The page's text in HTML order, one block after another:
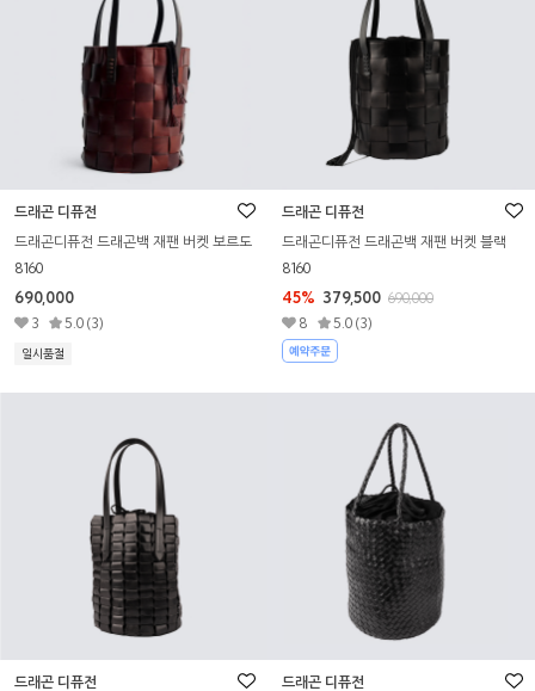
드래곤 디퓨전
드래곤디퓨전 드래곤백 재팬 버켓 보르도
8160
690,000
3 5.0 (3)
일시품절
드래곤 디퓨전
드래곤디퓨전 드래곤백 재팬 버켓 블랙
8160
45% 379,500 690,000
8
5.0 (3)
드래곤 디퓨전 드래곤 디퓨전